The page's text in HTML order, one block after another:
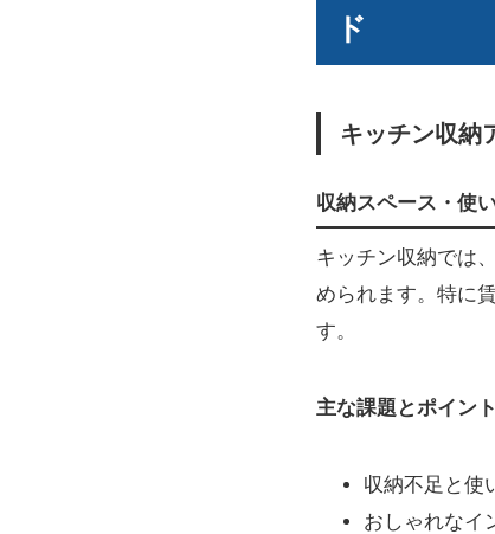
ド
キッチン収納
収納スペース・使
キッチン収納では
められます。特に
す。
主な課題とポイント
収納不足と使
おしゃれなイ